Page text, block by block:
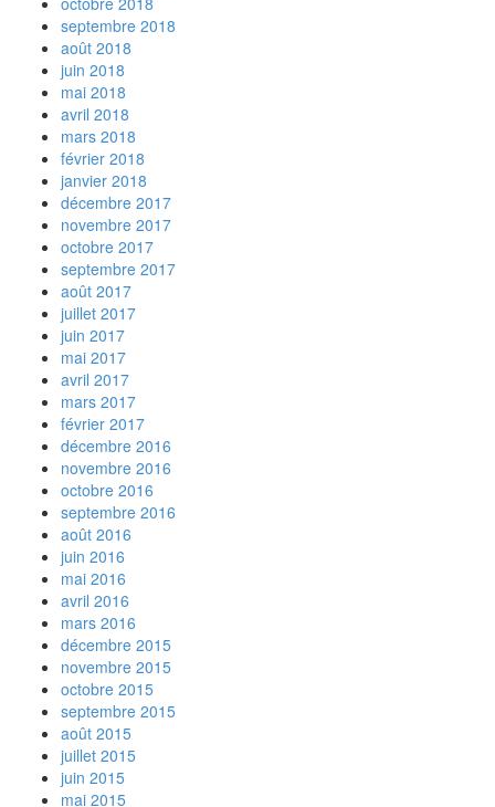
septembre 2018
août 2018
juin 2018
mai 2018
avril 2018
mars 2018
février 2018
janvier 2018
décembre 2017
novembre 2017
octobre 2017
septembre 2017
août 2017
juillet 2017
juin 2017
mai 2017
avril 2017
mars 2017
février 2017
décembre 2016
novembre 2016
octobre 2016
septembre 2016
août 2016
juin 2016
mai 2016
avril 2016
mars 2016
décembre 2015
novembre 2015
octobre 2015
septembre 2015
août 2015
juillet 2015
juin 2015
mai 2015